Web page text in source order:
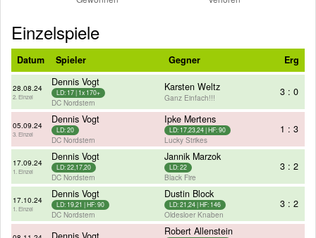
Einzelspiele
Datum Spieler Gegner Erg
28.08.24
2. Einzel
Dennis Vogt
LD: 17 | 1x 170+
DC Nordstern
Karsten Weltz
Ganz Einfach!!! 3 : 0
05.09.24
3. Einzel
Dennis Vogt
LD: 20
DC Nordstern
Ipke Mertens
LD: 17,23,24 | HF: 90
Lucky Strikes
1 : 3
17.09.24
1. Einzel
Dennis Vogt
LD: 22,17,20
DC Nordstern
Jannik Marzok
LD: 22
Black Fire
3 : 2
17.10.24
1. Einzel
Dennis Vogt
LD: 19,21 | HF: 90
DC Nordstern
Dustin Block
LD: 21,24 | HF: 146
Oldesloer Knaben
3 : 2
Robert Allenstein